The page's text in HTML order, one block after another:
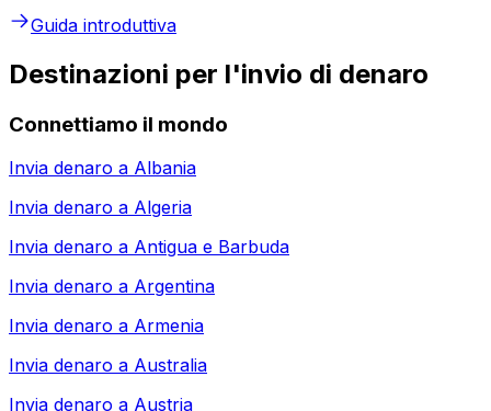
Guida introduttiva
Destinazioni per l'invio di denaro
Connettiamo il mondo
Invia denaro a Albania
Invia denaro a Algeria
Invia denaro a Antigua e Barbuda
Invia denaro a Argentina
Invia denaro a Armenia
Invia denaro a Australia
Invia denaro a Austria